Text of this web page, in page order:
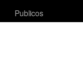
Publicos